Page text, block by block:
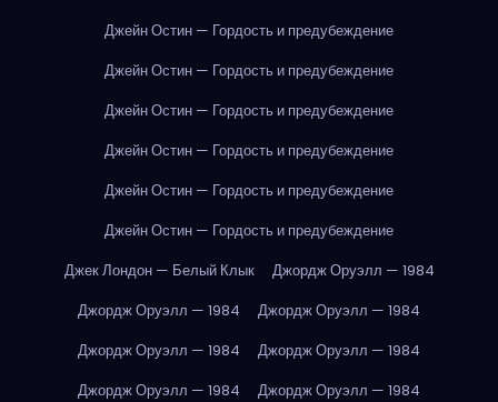
Джейн Остин — Гордость и предубеждение
Джейн Остин — Гордость и предубеждение
Джейн Остин — Гордость и предубеждение
Джейн Остин — Гордость и предубеждение
Джейн Остин — Гордость и предубеждение
Джейн Остин — Гордость и предубеждение
Джек Лондон — Белый Клык
Джордж Оруэлл — 1984
Джордж Оруэлл — 1984
Джордж Оруэлл — 1984
Джордж Оруэлл — 1984
Джордж Оруэлл — 1984
Джордж Оруэлл — 1984
Джордж Оруэлл — 1984